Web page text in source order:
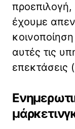
έχουμε
αυτές τις
επεκτάσεις